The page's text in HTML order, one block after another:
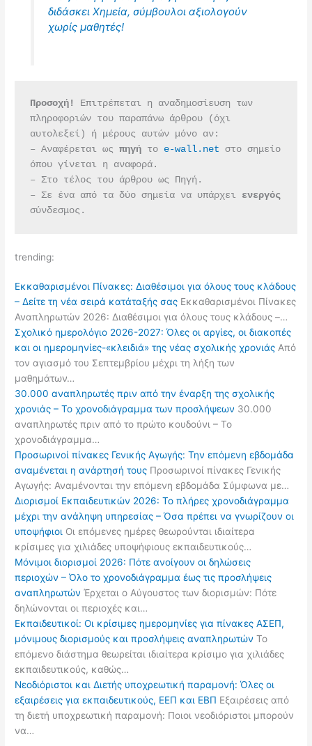
διδάσκει Χημεία, σύμβουλοι αξιολογούν
χωρίς μαθητές!
Προσοχή!
Επιτρέπεται η αναδημοσίευση των
πληροφοριών του παραπάνω άρθρου (όχι
αυτολεξεί) ή μέρους αυτών μόνο αν:
– Αναφέρεται ως πηγή το e-wall.net στο σημείο
όπου γίνεται η αναφορά.
– Στο τέλος του άρθρου ως Πηγή.
– Σε ένα από τα δύο σημεία να υπάρχει
ενεργός
σύνδεσμος.
trending:
Εκκαθαρισμένοι Πίνακες: Διαθέσιμοι για όλους τους κλάδους
– Δείτε τη νέα σειρά κατάταξής σας Εκκαθαρισμένοι Πίνακες
Αναπληρωτών 2026: Διαθέσιμοι για όλους τους κλάδους –…
Σχολικό ημερολόγιο 2026-2027: Όλες οι αργίες, οι διακοπές
και οι ημερομηνίες-«κλειδιά» της νέας σχολικής χρονιάς Από
τον αγιασμό του Σεπτεμβρίου μέχρι τη λήξη των
μαθημάτων…
30.000 αναπληρωτές πριν από την έναρξη της σχολικής
χρονιάς – Το χρονοδιάγραμμα των προσλήψεων 30.000
αναπληρωτές πριν από το πρώτο κουδούνι – Το
χρονοδιάγραμμα…
Προσωρινοί πίνακες Γενικής Αγωγής: Την επόμενη εβδομάδα
αναμένεται η ανάρτησή τους Προσωρινοί πίνακες Γενικής
Αγωγής: Αναμένονται την επόμενη εβδομάδα Σύμφωνα με…
Διορισμοί Εκπαιδευτικών 2026: Το πλήρες χρονοδιάγραμμα
μέχρι την ανάληψη υπηρεσίας – Όσα πρέπει να γνωρίζουν οι
υποψήφιοι Οι επόμενες ημέρες θεωρούνται ιδιαίτερα
κρίσιμες για χιλιάδες υποψήφιους εκπαιδευτικούς…
Μόνιμοι διορισμοί 2026: Πότε ανοίγουν οι δηλώσεις
περιοχών – Όλο το χρονοδιάγραμμα έως τις προσλήψεις
αναπληρωτών Έρχεται ο Αύγουστος των διορισμών: Πότε
δηλώνονται οι περιοχές και…
Εκπαιδευτικοί: Οι κρίσιμες ημερομηνίες για πίνακες ΑΣΕΠ,
μόνιμους διορισμούς και προσλήψεις αναπληρωτών Το
επόμενο διάστημα θεωρείται ιδιαίτερα κρίσιμο για χιλιάδες
εκπαιδευτικούς, καθώς…
Νεοδιόριστοι και Διετής υποχρεωτική παραμονή: Όλες οι
εξαιρέσεις για εκπαιδευτικούς, ΕΕΠ και ΕΒΠ Εξαιρέσεις από
τη διετή υποχρεωτική παραμονή: Ποιοι νεοδιόριστοι μπορούν
να…